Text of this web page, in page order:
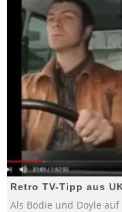
Retro TV-Tipp aus
Als Bodie und Doyle